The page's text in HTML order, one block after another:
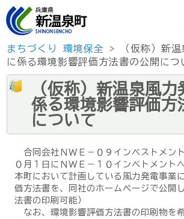
まちづくり 環境保全 > （仮称）新温
に係る環境影響評価方法書の公開につ
（仮称）新温泉風力
係る環境影響評価方
について
合同会社ＮＷＥ－０９インベストメン
０月１日にＮＷＥ－１０インベトメント
本町において計画している風力発電事業
価方法書を、同社のホームページで公開
法書の印刷可能）
なお、環境影響評価方法書の印刷物を